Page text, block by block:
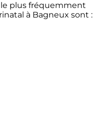
plus fréquemment
à Bagneux sont :